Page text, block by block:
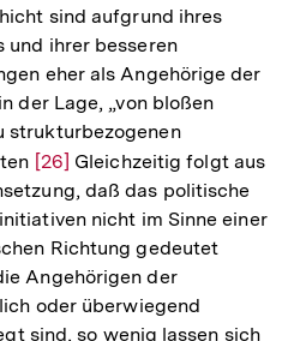
sind aufgrund ihres
und ihrer besseren
eher als Angehörige der
der Lage, „von bloßen
strukturbezogenen
Zur
Auflösung
der
Fußnote
[26] Gleichzeitig folgt aus
daß das politische
nicht im Sinne einer
Richtung gedeutet
Angehörigen der
oder überwiegend
sind, so wenig lassen sich